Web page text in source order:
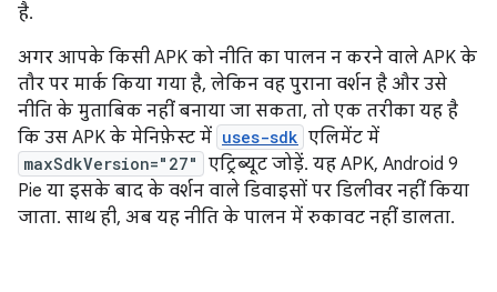
है.
अगर आपके किसी APK को नीति का पालन न करने वाले APK के
तौर पर मार्क किया गया है, लेकिन वह पुराना वर्शन है और उसे
नीति के मुताबिक नहीं बनाया जा सकता, तो एक तरीका यह है
कि उस APK के मेनिफ़ेस्ट में uses-sdk एलिमेंट में
maxSdkVersion="27"
एट्रिब्यूट जोड़ें. यह APK, Android 9
Pie या इसके बाद के वर्शन वाले डिवाइसों पर डिलीवर नहीं किया
जाता. साथ ही, अब यह नीति के पालन में रुकावट नहीं डालता.